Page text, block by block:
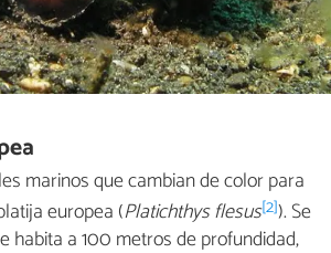
marinos que cambian de color para
europea (Platichthys flesus[2]). Se
habita a 100 metros de profundidad,